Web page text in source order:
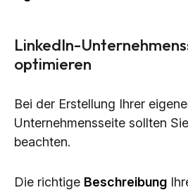
LinkedIn-
optimieren
Bei der Erstellung Ihrer
Unternehmensseite sollten
beachten.
Die richtige Beschreibung